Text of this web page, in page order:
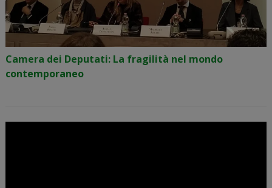
Camera dei Deputati: La fragilità nel mondo
contemporaneo